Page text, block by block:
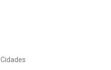
Cidades